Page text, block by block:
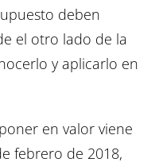
deben
el otro lado de la
y aplicarlo en
en valor viene
febrero de 2018,